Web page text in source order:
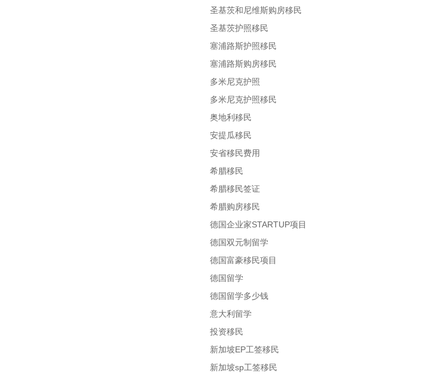
圣基茨和尼维斯购房移民
圣基茨护照移民
塞浦路斯护照移民
塞浦路斯购房移民
多米尼克护照
多米尼克护照移民
奥地利移民
安提瓜移民
安省移民费用
希腊移民
希腊移民签证
希腊购房移民
德国企业家STARTUP项目
德国双元制留学
德国富豪移民项目
德国留学
德国留学多少钱
意大利留学
投资移民
新加坡EP工签移民
新加坡sp工签移民